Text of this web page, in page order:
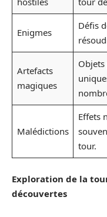
Enigmes
Défis
Artefacts
magiques
Malédictions
Effets
tour.
Exploration de la
découvertes